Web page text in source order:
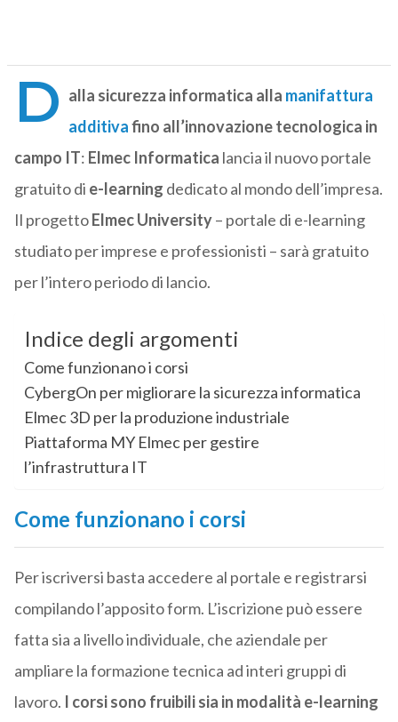
D alla sicurezza informatica alla manifattura
additivafino all’innovazione tecnologica in
campo IT: Elmec Informatica lancia il nuovo portale
gratuito di e-learning dedicato al mondo dell’impresa.
Il progettoElmec University– portale di e-learning
studiato per imprese e professionisti – sarà gratuito
per l’intero periodo di lancio.
Indice degli argomenti
Come funzionano i corsi
CybergOn per migliorare la sicurezza informatica
Elmec 3D per la produzione industriale
Piattaforma MY Elmec per gestire
l’infrastruttura IT
Come funzionano i corsi
Per iscriversi basta accedere al portale e registrarsi
compilando l’apposito form. L’iscrizione può essere
fatta sia a livello individuale, che aziendale per
ampliare la formazione tecnica ad interi gruppi di
lavoro. I corsi sono fruibili sia in modalità e-learning